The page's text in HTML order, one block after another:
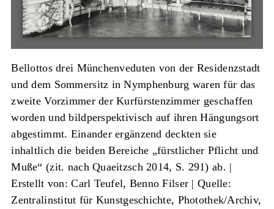
Bellottos drei Münchenveduten von der Residenzstadt
und dem Sommersitz in Nymphenburg waren für das
zweite Vorzimmer der Kurfürstenzimmer geschaffen
worden und bildperspektivisch auf ihren Hängungsort
abgestimmt. Einander ergänzend deckten sie
inhaltlich die beiden Bereiche „fürstlicher Pflicht und
Muße“ (zit. nach Quaeitzsch 2014, S. 291) ab. |
Erstellt von: Carl Teufel, Benno Filser | Quelle:
Zentralinstitut für Kunstgeschichte, Photothek/Archiv,